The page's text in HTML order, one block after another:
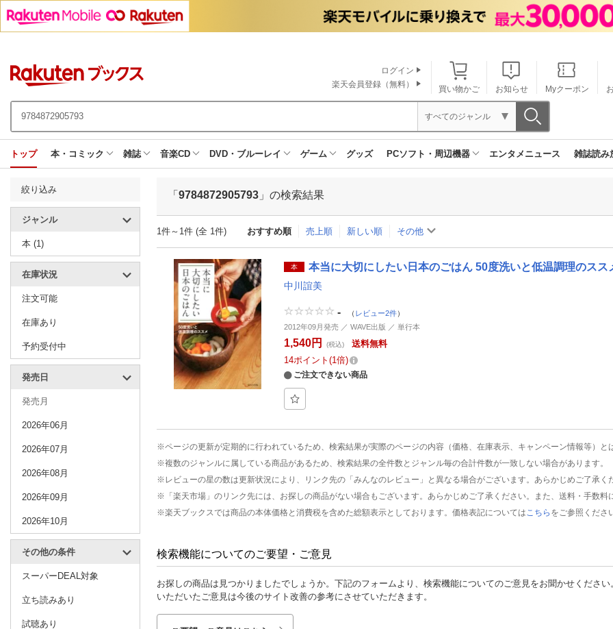
買い物かご お知らせ Myクーポン
ログイン
楽天会員登録（無料）
すべてのジャンル
トップ 本・コミック 雑誌 音楽CD DVD・ブルーレイ ゲーム グッズ PCソフト・周辺機器 エンタメニュース 雑誌読み
絞り込み
ジャンル
本 (1)
在庫状況
注文可能
在庫あり
予約受付中
発売日
発売月
2026年06月
2026年07月
2026年08月
2026年09月
2026年10月
その他の条件
スーパーDEAL対象
立ち読みあり
試聴あり
「 9784872905793 」の検索結果
1件～1件 (全 1件) おすすめ順 売上順 新しい順 その他
本 本当に大切にしたい日本のごはん 50度洗いと低温調理のスス
中川誼美
- （ レビュー2件）
2012年09月発売 ／ WAVE出版 ／ 単行本
1,540円 (税込)
送料無料
14ポイント 1倍
ご注文できない商品
※ページの更新が定期的に行われているため、検索結果が実際のページの内容（価格、在庫表示、キャンペーン情報等）と
※複数のジャンルに属している商品があるため、検索結果の全件数とジャンル毎の合計件数が一致しない場合があります。
※レビューの星の数は更新状況により、リンク先の「みんなのレビュー」と異なる場合がございます。あらかじめご了承く
※「楽天市場」のリンク先には、お探しの商品がない場合もございます。あらかじめご了承ください。また、送料・手数料
※楽天ブックスでは商品の本体価格と消費税を含めた総額表示としております。価格表記については こちら をご参照くださ
検索機能についてのご要望・ご意見
お探しの商品は見つかりましたでしょうか。下記のフォームより、検索機能についてのご意見をお聞かせください
いただいたご意見は今後のサイト改善の参考にさせていただきます。